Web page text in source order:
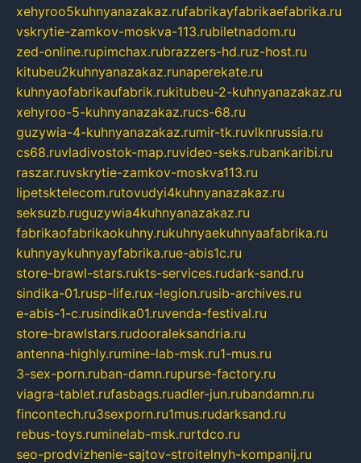
xehyroo5kuhnyanazakaz.rufabrikayfabrikaefabrika.ru
vskrytie-zamkov-moskva-113.rubiletnadom.ru
zed-online.rupimchax.rubrazzers-hd.ruz-host.ru
kitubeu2kuhnyanazakaz.runaperekate.ru
kuhnyaofabrikaufabrik.rukitubeu-2-kuhnyanazakaz.ru
xehyroo-5-kuhnyanazakaz.rucs-68.ru
guzywia-4-kuhnyanazakaz.rumir-tk.ruvlknrussia.ru
cs68.ruvladivostok-map.ruvideo-seks.rubankaribi.ru
raszar.ruvskrytie-zamkov-moskva113.ru
lipetsktelecom.rutovudyi4kuhnyanazakaz.ru
seksuzb.ruguzywia4kuhnyanazakaz.ru
fabrikaofabrikaokuhny.rukuhnyaekuhnyaafabrika.ru
kuhnyaykuhnyayfabrika.rue-abis1c.ru
store-brawl-stars.rukts-services.rudark-sand.ru
sindika-01.rusp-life.rux-legion.rusib-archives.ru
e-abis-1-c.rusindika01.ruvenda-festival.ru
store-brawlstars.rudooraleksandria.ru
antenna-highly.rumine-lab-msk.ru1-mus.ru
3-sex-porn.ruban-damn.rupurse-factory.ru
viagra-tablet.rufasbags.ruadler-jun.rubandamn.ru
fincontech.ru3sexporn.ru1mus.rudarksand.ru
rebus-toys.ruminelab-msk.rurtdco.ru
seo-prodvizhenie-sajtov-stroitelnyh-kompanij.ru